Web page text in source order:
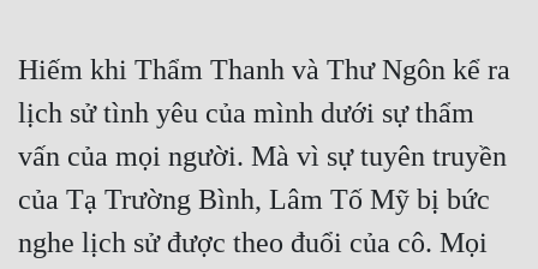
Dị Năng
Gia Đấu
Góc Nhìn Nam
Góc Nhìn Nữ
Huyền Huyễn
Hiếm khi Thẩm Thanh và Thư Ngôn kể ra
lịch sử tình yêu của mình dưới sự thẩm
vấn của mọi người. Mà vì sự tuyên truyền
của Tạ Trường Bình, Lâm Tố Mỹ bị bức
nghe lịch sử được theo đuổi của cô. Mọi